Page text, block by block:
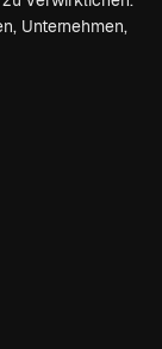
Unternehmen,